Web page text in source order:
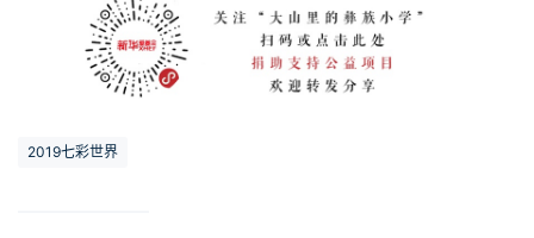
2019七彩世界